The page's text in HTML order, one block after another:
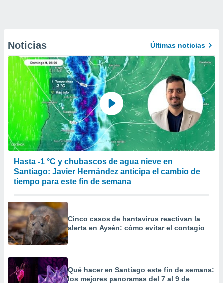
Noticias Últimas noticias
Hasta -1 °C y chubascos de agua nieve en
Santiago: Javier Hernández anticipa el cambio de
tiempo para este fin de semana
Cinco casos de hantavirus reactivan la
alerta en Aysén: cómo evitar el contagio
Qué hacer en Santiago este fin de semana:
los mejores panoramas del 7 al 9 de